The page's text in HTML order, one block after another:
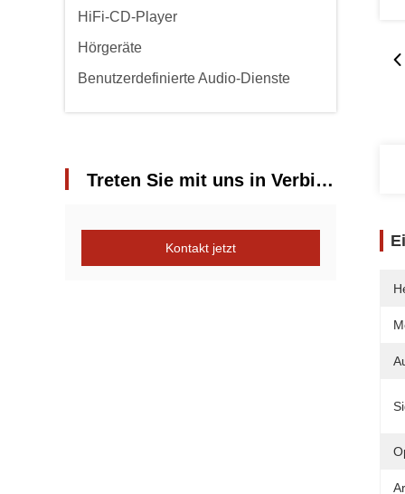
HiFi-CD-Player
Hörgeräte
Benutzerdefinierte Audio-Dienste
Treten Sie mit uns in Verbindung
Kontakt jetzt